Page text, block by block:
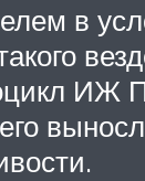
в
ИЖ